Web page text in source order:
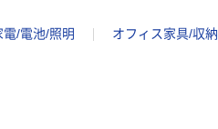
/電池/照明 オフィス家具/収納